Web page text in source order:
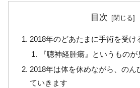
目次
2018年のどあたまに手術を受け
『聴神経腫瘍』というもの
2018年は体を休めながら、のん
ていきます